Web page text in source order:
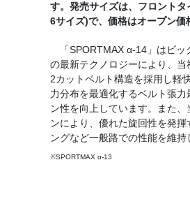
す。発売サイズは、フロント
6サイズ)で、価格はオープン価
「SPORTMAX α-14」はビッ
の最新テクノロジーにより、当
2カットベルト構造を採用し軽
力分布を最適化するベルト張
ン性を向上しています。また
ンにより、優れた旋回性を発
ングなど一般路での性能を維
※SPORTMAX α-13